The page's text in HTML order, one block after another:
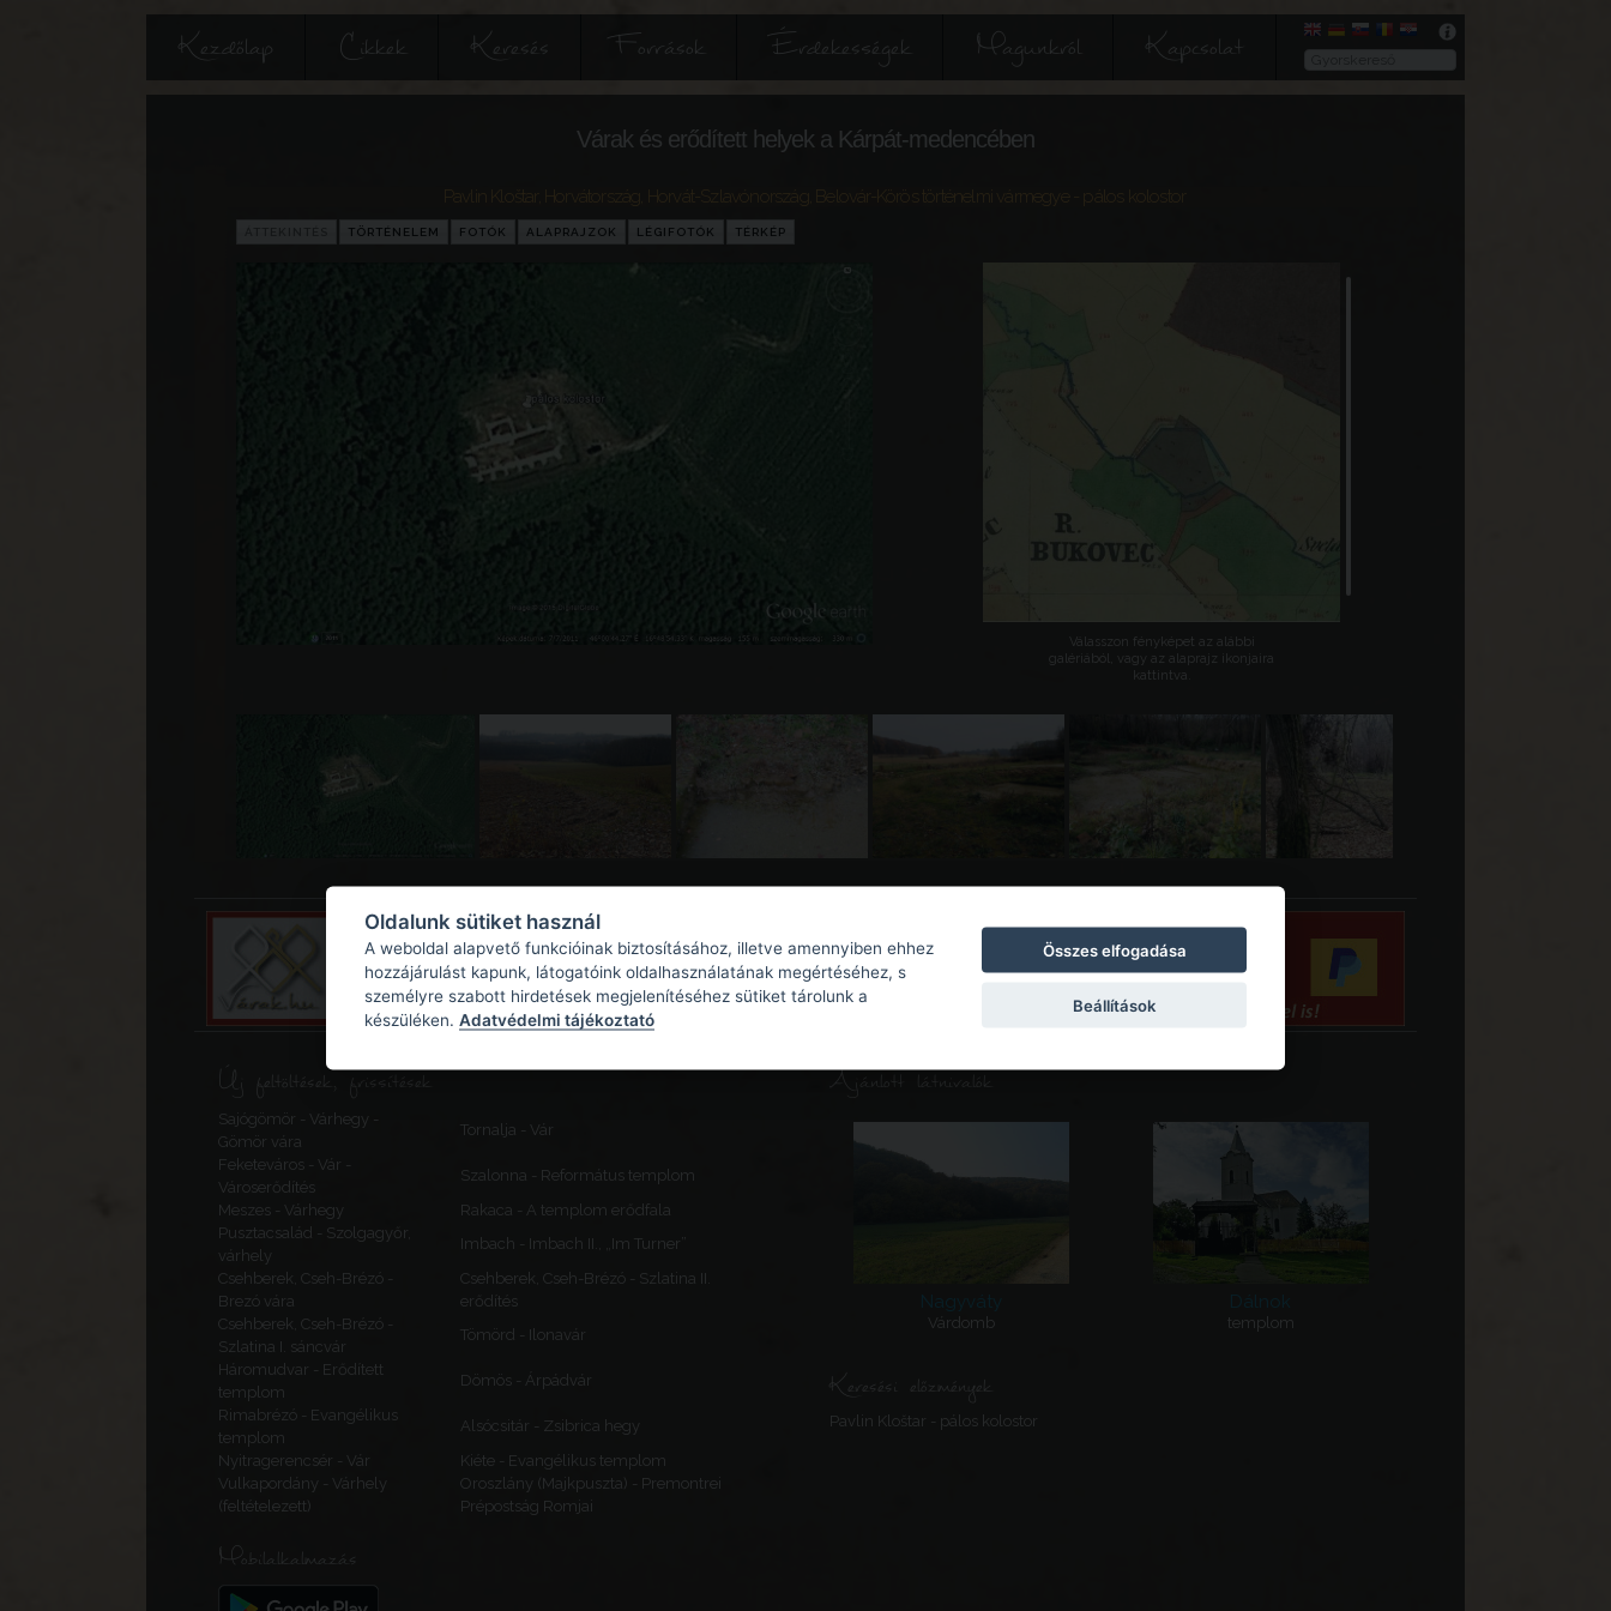
Kezdőlap Cikkek Keresés Források Érdekességek Magunkról Kapcsolat
Várak és erődített helyek a Kárpát-medencében
Pavlin Kloštar Horvátország Horvát-Szlavónország Belovár-Körös történelmi vármegye - pálos kolostor
TÖRTÉNELEM FOTÓK ALAPRAJZOK LÉGIFOTÓK TÉRKÉP
Válasszon fényképet az alábbi
galériából, vagy az alaprajz ikonjaira
kattintva.
Új feltöltések, frissítések
Sajógömör - Várhegy -
Gömör vára
Tornalja - Vár
Feketeváros - Vár -
Városerődítés
Szalonna - Református templom
Meszes - Várhegy
Rakaca - A templom erődfala
Pusztacsalád - Szolgagyőr,
várhely
Imbach - Imbach II., „Im Turner”
Csehberek, Cseh-Brézó -
Brezó vára
Csehberek, Cseh-Brézó - Szlatina II.
erődítés
Csehberek, Cseh-Brézó -
Szlatina I. sáncvár
Tömörd - Ilonavár
Háromudvar - Erődített
templom
Dömös - Árpádvár
Rimabrézó - Evangélikus
templom
Alsócsitár - Zsibrica hegy
Nyitragerencsér - Vár
Kiéte - Evangélikus templom
Vulkapordány - Várhely
(feltételezett)
Oroszlány (Majkpuszta) - Premontrei
Prépostság Romjai
Mobilalkalmazás
Ajánlott látnivalók
Nagyváty
Várdomb
Dálnok
templom
Keresési előzmények
Pavlin Kloštar - pálos kolostor
Oldalunk sütiket használ
A weboldal alapvető funkcióinak biztosításához, illetve amennyiben ehhez
hozzájárulást kapunk, látogatóink oldalhasználatának megértéséhez, s
személyre szabott hirdetések megjelenítéséhez sütiket tárolunk a
készüléken. Adatvédelmi tájékoztató
Összes elfogadása
Beállítások